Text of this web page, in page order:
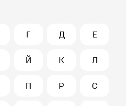
Г Д Е
Й К Л
П Р С